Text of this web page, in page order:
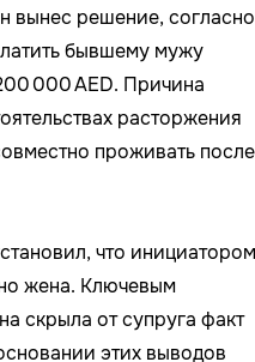
вынес решение, согласно
бывшему мужу
000 AED. Причина
расторжения
проживать после
что инициатором
жена. Ключевым
скрыла от супруга факт
этих выводов